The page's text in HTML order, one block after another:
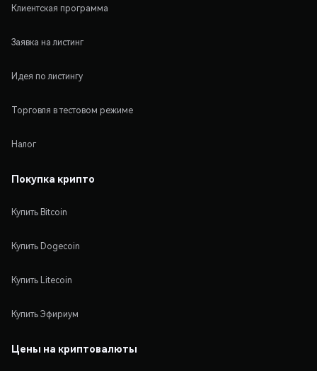
Клиентская программа
Заявка на листинг
Идея по листингу
Торговля в тестовом режиме
Налог
Покупка крипто
Купить Bitcoin
Купить Dogecoin
Купить Litecoin
Купить Эфириум
Цены на криптовалюты